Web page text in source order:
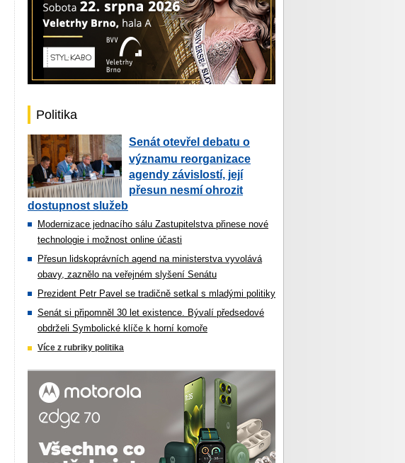
Politika
Senát otevřel debatu o
významu reorganizace
agendy závislostí, její
přesun nesmí ohrozit
dostupnost služeb
Modernizace jednacího sálu Zastupitelstva přinese nové
technologie i možnost online účasti
Přesun lidskoprávních agend na ministerstva vyvolává
obavy, zaznělo na veřejném slyšení Senátu
Prezident Petr Pavel se tradičně setkal s mladými politiky
Senát si připomněl 30 let existence. Bývalí předsedové
obdrželi Symbolické klíče k horní komoře
Více z rubriky politika